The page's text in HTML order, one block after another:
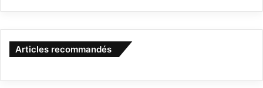
Articles recommandés